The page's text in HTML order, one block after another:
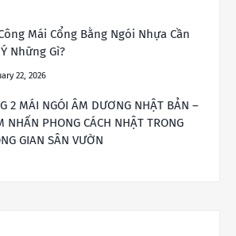
Mái Cổng Bằng Ngói Nhựa Cần
Những Gì?
22, 2026
2 MÁI NGÓI ÂM DƯƠNG NHẬT BẢN –
NHẤN PHONG CÁCH NHẬT TRONG
GIAN SÂN VƯỜN